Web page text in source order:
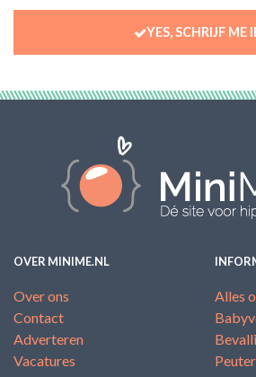
YES, SCHRIJF ME
OVER MINIME.NL
Over ons
Contact
Adverteren
Vacatures
Alles
Peuter